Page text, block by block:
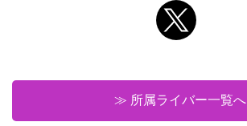
≫ 所属ライバー一覧へ